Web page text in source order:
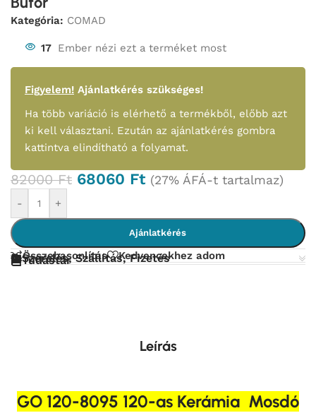
Kategória: COMAD
17 Ember nézi ezt a terméket most
Figyelem! Ajánlatkérés szükséges!
Ha több variáció is elérhető a termékből, előbb azt
ki kell választani. Ezután az ajánlatkérés gombra
kattintva elindítható a folyamat.
82000Ft 68060 Ft (27% ÁFÁ-t tartalmaz)
- +
Ajánlatkérés
Összehasonlítás Kedvencekhez adom
Szerelés, Szállítás, Fizetés
Tudástár
Leírás
GO 120-8095 120-as Kerámia Mosdó